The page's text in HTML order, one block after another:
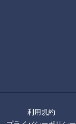
利用規約